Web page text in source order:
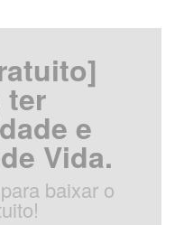
ter
e
Vida.
baixar o